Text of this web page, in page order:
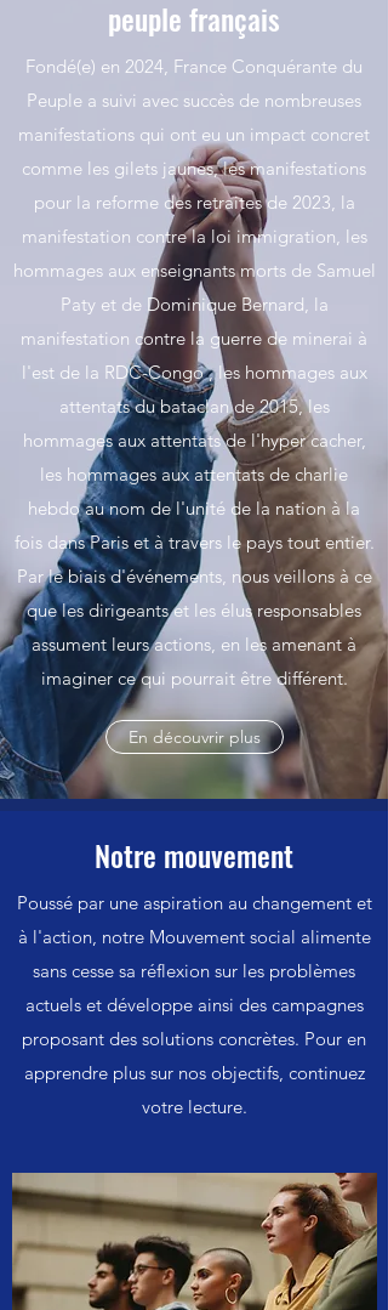
peuple français
Fondé(e) en 2024, France Conquérante du
Peuple a suivi avec succès de nombreuses
manifestations qui ont eu un impact concret
comme les gilets jaunes, les manifestations
pour la reforme des retraites de 2023, la
manifestation contre la loi immigration, les
hommages aux enseignants morts de Samuel
Paty et de Dominique Bernard, la
manifestation contre la guerre de minerai à
l'est de la RDC-Congo , les hommages aux
attentats du bataclan de 2015, les
hommages aux attentats de l'hyper cacher,
les hommages aux attentats de charlie
hebdo au nom de l'unité de la nation à la
fois dans Paris et à travers le pays tout entier.
Par le biais d'événements, nous veillons à ce
que les dirigeants et les élus responsables
assument leurs actions, en les amenant à
imaginer ce qui pourrait être différent.
En découvrir plus
Notre mouvement
Poussé par une aspiration au changement et
à l'action, notre Mouvement social alimente
sans cesse sa réflexion sur les problèmes
actuels et développe ainsi des campagnes
proposant des solutions concrètes. Pour en
apprendre plus sur nos objectifs, continuez
votre lecture.